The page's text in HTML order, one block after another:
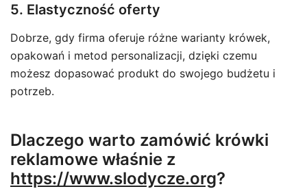
5. Elastyczność oferty
Dobrze, gdy firma oferuje różne warianty krówek,
opakowań i metod personalizacji, dzięki czemu
możesz dopasować produkt do swojego budżetu i
potrzeb.
Dlaczego warto zamówić krówki
reklamowe właśnie z
https://www.slodycze.org?